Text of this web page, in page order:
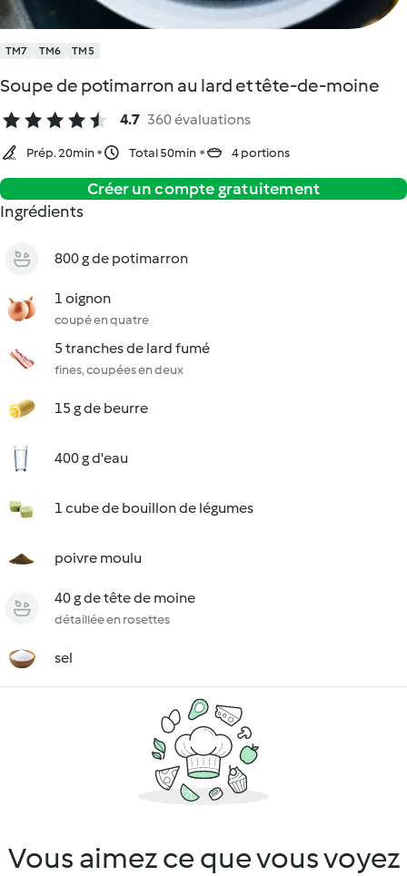
TM7 TM6 TM5
Soupe de potimarron au lard et tête-de-moine
4.7 360 évaluations
Prép. 20min Total 50min 4 portions
Créer un compte gratuitement
Ingrédients
800 g de potimarron
1 oignon
coupé en quatre
5 tranches de lard fumé
fines, coupées en deux
15 g de beurre
400 g d'eau
1 cube de bouillon de légumes
poivre moulu
40 g de tête de moine
détaillée en rosettes
sel
Vous aimez ce que vous voyez